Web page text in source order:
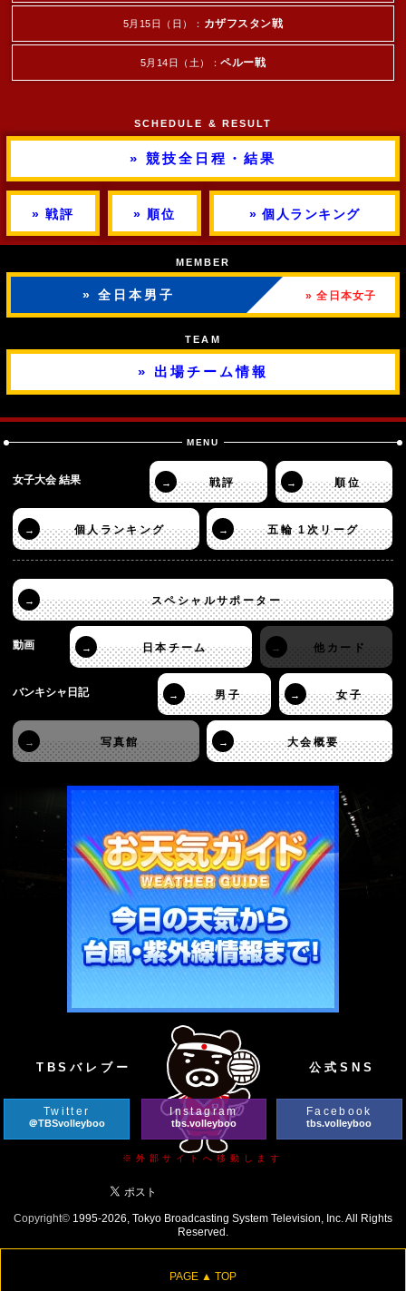
5月15日（日）： カザフスタン戦
5月14日（土）：ペルー戦
SCHEDULE & RESULT
» 競技全日程・結果
» 戦評 » 順位 » 個人ランキング
MEMBER
» 全日本男子 » 全日本女子
TEAM
» 出場チーム情報
MENU
女子大会 結果 → 戦評 → 順位
→ 個人ランキング → 五輪 1次リーグ
→ スペシャルサポーター
動画 → 日本チーム → 他カード
バンキシャ日記 → 男子 → 女子
→ 写真館 → 大会概要
TBSバレブー 公式SNS
Twitter
＠TBSvolleyboo
Facebook
tbs.volleyboo
Instagram
tbs.volleyboo
※外部サイトへ移動します
PAGE ▲ TOP
Copyright© 1995-2026, Tokyo Broadcasting System Television, Inc. All Rights
Reserved.